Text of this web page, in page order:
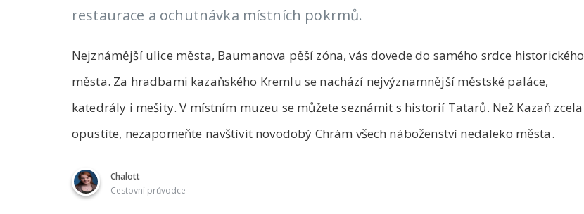
restaurace a ochutnávka místních pokrmů.
Nejznámější ulice města, Baumanova pěší zóna, vás dovede do samého srdce historického
města. Za hradbami kazaňského Kremlu se nachází nejvýznamnější městské paláce,
katedrály i mešity. V místním muzeu se můžete seznámit s historií Tatarů. Než Kazaň zcela
opustíte, nezapomeňte navštívit novodobý Chrám všech náboženství nedaleko města.
Chalott
Cestovní průvodce